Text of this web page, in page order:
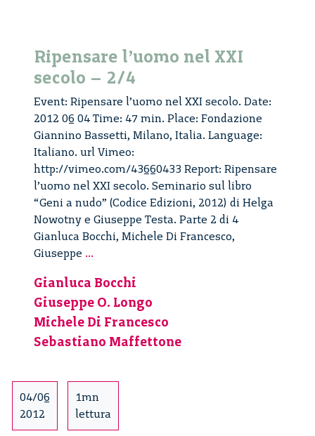
Ripensare l’uomo nel XXI
secolo – 2/4
Event: Ripensare l’uomo nel XXI secolo. Date:
2012 06 04 Time: 47 min. Place: Fondazione
Giannino Bassetti, Milano, Italia. Language:
Italiano. url Vimeo:
http://vimeo.com/43660433 Report: Ripensare
l’uomo nel XXI secolo. Seminario sul libro
“Geni a nudo” (Codice Edizioni, 2012) di Helga
Nowotny e Giuseppe Testa. Parte 2 di 4
Gianluca Bocchi, Michele Di Francesco,
Giuseppe ...
nel
XXI
secolo
–
Gianluca Bocchi
Giuseppe O. Longo
Michele Di Francesco
Sebastiano Maffettone
04/06
2012
1mn
lettura